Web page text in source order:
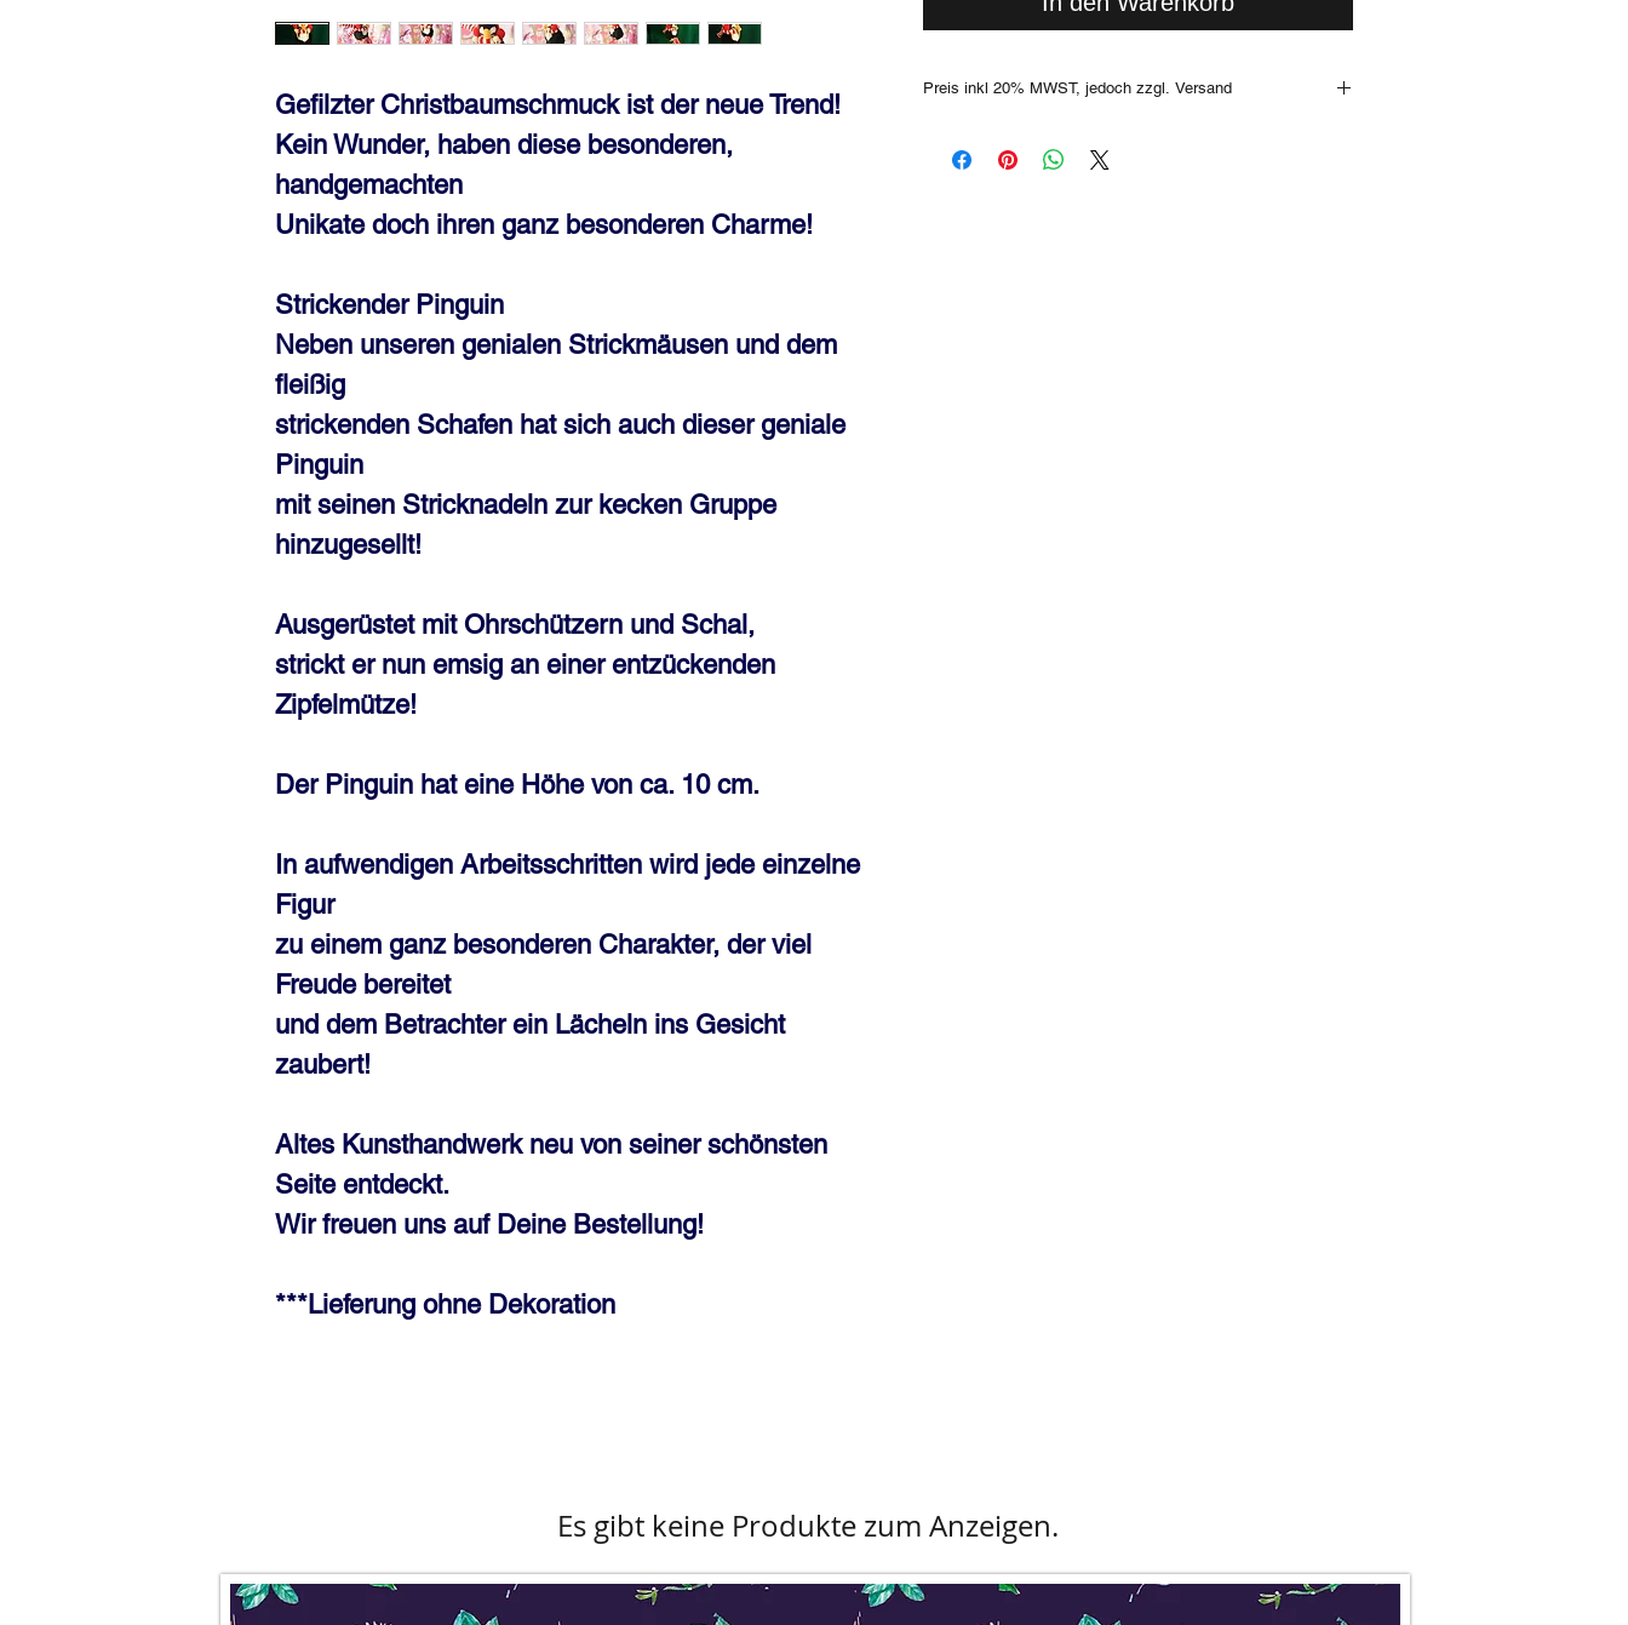
Gefilzter Christbaumschmuck ist der neue Trend!
Kein Wunder, haben diese besonderen,
handgemachten
Unikate doch ihren ganz besonderen Charme!
Strickender Pinguin
Neben unseren genialen Strickmäusen und dem
fleißig
strickenden Schafen hat sich auch dieser geniale
Pinguin
mit seinen Stricknadeln zur kecken Gruppe
hinzugesellt!
Ausgerüstet mit Ohrschützern und Schal,
strickt er nun emsig an einer entzückenden
Zipfelmütze!
Der Pinguin hat eine Höhe von ca. 10 cm.
In aufwendigen Arbeitsschritten wird jede einzelne
Figur
zu einem ganz besonderen Charakter, der viel
Freude bereitet
und dem Betrachter ein Lächeln ins Gesicht
zaubert!
Altes Kunsthandwerk neu von seiner schönsten
Seite entdeckt.
Wir freuen uns auf Deine Bestellung!
***Lieferung ohne Dekoration
Preis inkl 20% MWST, jedoch zzgl. Versand
Es gibt keine Produkte zum Anzeigen.